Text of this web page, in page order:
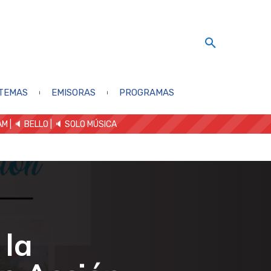
EMISORAS PROGRAMAS
| 🔈 BELLO 🔈 SOLO MÚSICA